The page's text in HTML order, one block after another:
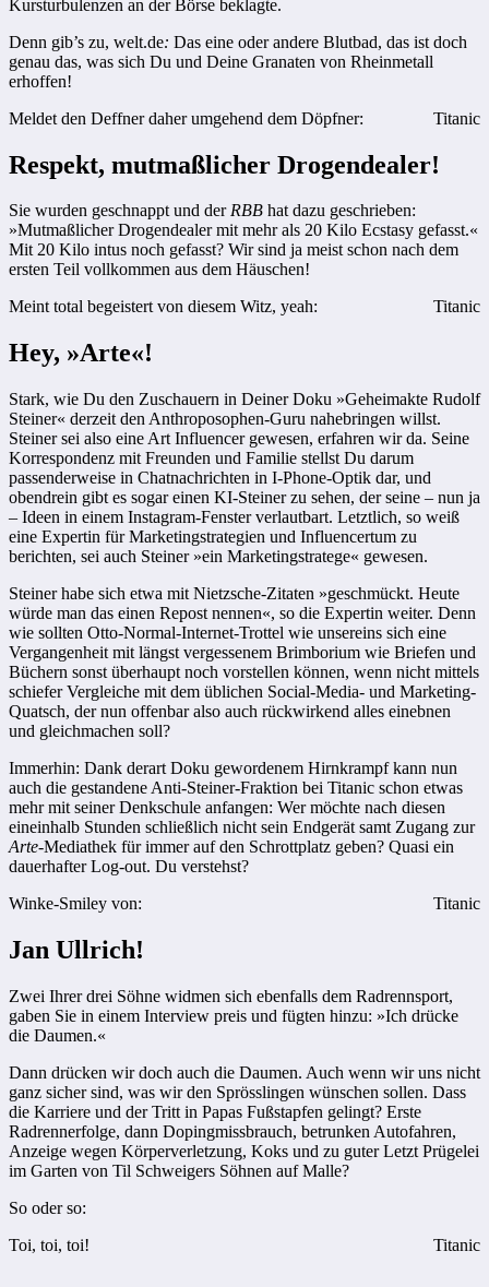
Kursturbulenzen an der Börse beklagte.
Denn gib’s zu, welt.de: Das eine oder andere Blutbad, das ist doch
genau das, was sich Du und Deine Granaten von Rheinmetall
erhoffen!
Meldet den Deffner daher umgehend dem Döpfner:
Titanic
Respekt, mutmaßlicher Drogendealer!
Sie wurden geschnappt und derRBB hat dazu geschrieben:
»Mutmaßlicher Drogendealer mit mehr als 20 Kilo Ecstasy gefasst.«
Mit 20 Kilo intus noch gefasst? Wir sind ja meist schon nach dem
ersten Teil vollkommen aus dem Häuschen!
Meint total begeistert von diesem Witz, yeah:
Titanic
Hey, »Arte«!
Stark, wie Du den Zuschauern in Deiner Doku »Geheimakte Rudolf
Steiner« derzeit den Anthroposophen-Guru nahebringen willst.
Steiner sei also eine Art Influencer gewesen, erfahren wir da. Seine
Korrespondenz mit Freunden und Familie stellst Du darum
passenderweise in Chatnachrichten in I-Phone-Optik dar, und
obendrein gibt es sogar einen KI-Steiner zu sehen, der seine – nun ja
– Ideen in einem Instagram-Fenster verlautbart. Letztlich, so weiß
eine Expertin für Marketingstrategien und Influencertum zu
berichten, sei auch Steiner »ein Marketingstratege« gewesen.
Steiner habe sich etwa mit Nietzsche-Zitaten »geschmückt. Heute
würde man das einen Repost nennen«, so die Expertin weiter. Denn
wie sollten Otto-Normal-Internet-Trottel wie unsereins sich eine
Vergangenheit mit längst vergessenem Brimborium wie Briefen und
Büchern sonst überhaupt noch vorstellen können, wenn nicht mittels
schiefer Vergleiche mit dem üblichen Social-Media- und Marketing-
Quatsch, der nun offenbar also auch rückwirkend alles einebnen
und gleichmachen soll?
Immerhin: Dank derart Doku gewordenem Hirnkrampf kann nun
auch die gestandene Anti-Steiner-Fraktion bei Titanic schon etwas
mehr mit seiner Denkschule anfangen: Wer möchte nach diesen
eineinhalb Stunden schließlich nicht sein Endgerät samt Zugang zur
Arte-Mediathek für immer auf den Schrottplatz geben? Quasi ein
dauerhafter Log-out. Du verstehst?
Winke-Smiley von:
Titanic
Jan Ullrich!
Zwei Ihrer drei Söhne widmen sich ebenfalls dem Radrennsport,
gaben Sie in einem Interview preis und fügten hinzu: »Ich drücke
die Daumen.«
Dann drücken wir doch auch die Daumen. Auch wenn wir uns nicht
ganz sicher sind, was wir den Sprösslingen wünschen sollen. Dass
die Karriere und der Tritt in Papas Fußstapfen gelingt? Erste
Radrennerfolge, dann Dopingmissbrauch, betrunken Autofahren,
Anzeige wegen Körperverletzung, Koks und zu guter Letzt Prügelei
im Garten von Til Schweigers Söhnen auf Malle?
So oder so:
Toi, toi, toi!
Titanic